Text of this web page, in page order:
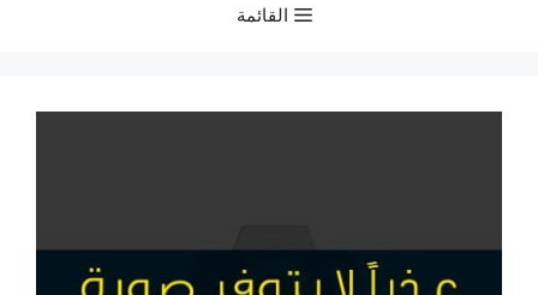
القائمة